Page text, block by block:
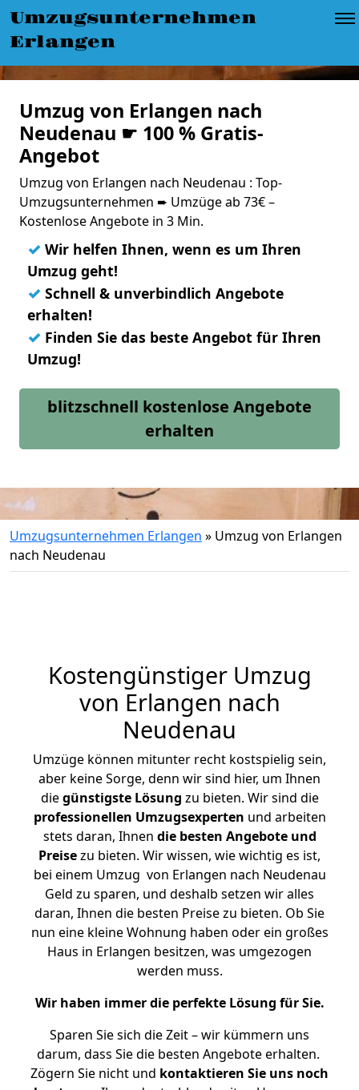
Umzugsunternehmen
Erlangen
Umzug von Erlangen nach
Neudenau ☛ 100 % Gratis-
Angebot
Umzug von Erlangen nach Neudenau : Top-
Umzugsunternehmen ➨ Umzüge ab 73€ –
Kostenlose Angebote in 3 Min.
✓ Wir helfen Ihnen, wenn es um Ihren
Umzug geht!
✓ Schnell & unverbindlich Angebote
erhalten!
✓ Finden Sie das beste Angebot für Ihren
Umzug!
blitzschnell kostenlose Angebote
erhalten
Umzugsunternehmen Erlangen » Umzug von Erlangen
nach Neudenau
Kostengünstiger Umzug
von Erlangen nach
Neudenau
Umzüge können mitunter recht kostspielig sein,
aber keine Sorge, denn wir sind hier, um Ihnen
diegünstigste Lösung zu bieten. Wir sind die
professionellen Umzugsexperten und arbeiten
stets daran, Ihnen die besten Angebote und
Preisezu bieten. Wir wissen, wie wichtig es ist,
bei einem Umzug von Erlangen nach Neudenau
Geld zu sparen, und deshalb setzen wir alles
daran, Ihnen die besten Preise zu bieten. Ob Sie
nun eine kleine Wohnung haben oder ein großes
Haus in Erlangen besitzen, was umgezogen
werden muss.
Wir haben immer die perfekte Lösung für Sie.
Sparen Sie sich die Zeit – wir kümmern uns
darum, dass Sie die besten Angebote erhalten.
Zögern Sie nicht und kontaktieren Sie uns noch